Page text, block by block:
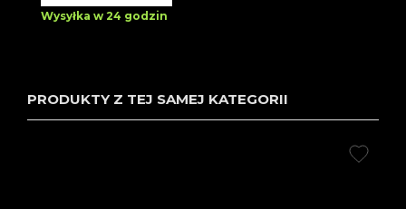
Wysyłka w 24 godzin
PRODUKTY Z TEJ SAMEJ KATEGORII